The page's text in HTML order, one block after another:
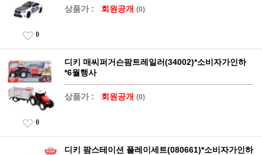
상품가 : 회원공개 (0)
0
디키 매씨퍼거슨팜트레일러(34002)*소비자가인하
*6월행사
상품가 : 회원공개 (0)
0
디키 팜스테이션 플레이세트(080661)*소비자가인하